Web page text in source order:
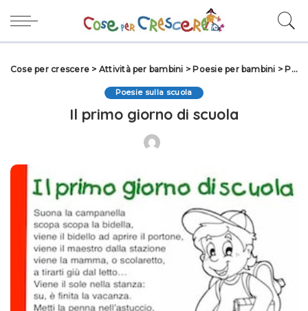
Cose per crescere > Attività per bambini > Poesie per bambini > Poesie sulla scuola
Poesie sulla scuola
Il primo giorno di scuola